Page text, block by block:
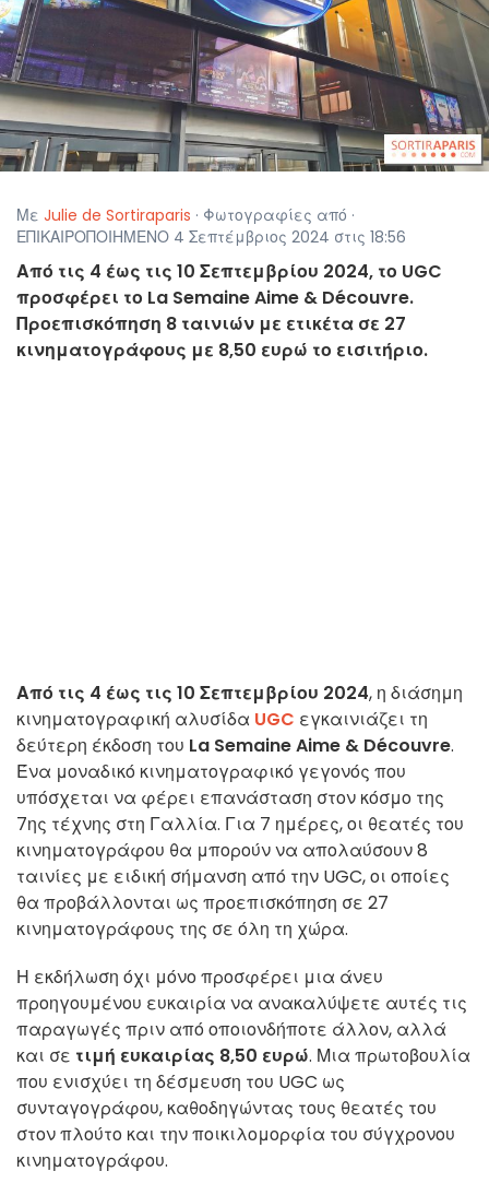
Με Julie de Sortiraparis · Φωτογραφίες από ·
ΕΠΙΚΑΙΡΟΠΟΙΗΜΕΝΟ 4 Σεπτέμβριος 2024 στις 18:56
Από τις 4 έως τις 10 Σεπτεμβρίου 2024, το UGC
προσφέρει το La Semaine Aime & Découvre.
Προεπισκόπηση 8 ταινιών με ετικέτα σε 27
κινηματογράφους με 8,50 ευρώ το εισιτήριο.
Από τις 4 έως τις 10 Σεπτεμβρίου 2024, η διάσημη
κινηματογραφική αλυσίδα UGC εγκαινιάζει τη
δεύτερη έκδοση του La Semaine Aime & Découvre.
Ένα μοναδικό κινηματογραφικό γεγονός που
υπόσχεται να φέρει επανάσταση στον κόσμο της
7ης τέχνης στη Γαλλία. Για 7 ημέρες, οι θεατές του
κινηματογράφου θα μπορούν να απολαύσουν 8
ταινίες με ειδική σήμανση από την UGC, οι οποίες
θα προβάλλονται ως προεπισκόπηση σε 27
κινηματογράφους της σε όλη τη χώρα.
Η εκδήλωση όχι μόνο προσφέρει μια άνευ
προηγουμένου ευκαιρία να ανακαλύψετε αυτές τις
παραγωγές πριν από οποιονδήποτε άλλον, αλλά
και σε τιμή ευκαιρίας 8,50 ευρώ. Μια πρωτοβουλία
που ενισχύει τη δέσμευση του UGC ως
συνταγογράφου, καθοδηγώντας τους θεατές του
στον πλούτο και την ποικιλομορφία του σύγχρονου
κινηματογράφου.